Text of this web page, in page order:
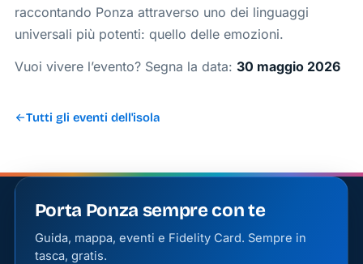
raccontando Ponza attraverso uno dei linguaggi
universali più potenti: quello delle emozioni.
Vuoi vivere l’evento? Segna la data: 30 maggio 2026
Tutti gli eventi dell'isola
Porta Ponza sempre con te
Guida, mappa, eventi e Fidelity Card. Sempre in
tasca, gratis.